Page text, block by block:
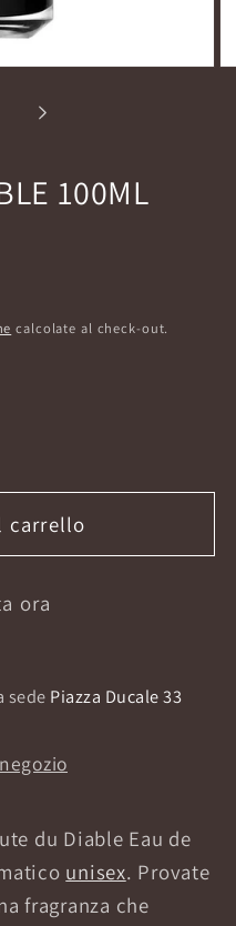
100ML
calcolate al check-out.
carrello
ora
sede Piazza Ducale 33
du Diable Eau de
unisex. Provate
fragranza che